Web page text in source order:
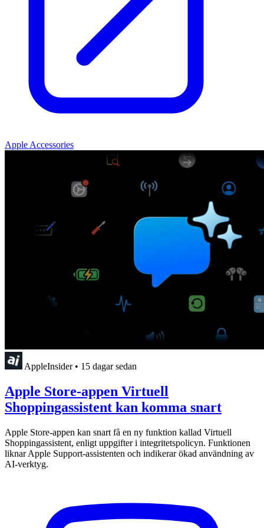
Apple Accessories
AppleInsider • 15 dagar sedan
Apple Store-appen Virtuell
Shoppingassistent kan komma snart
Apple Store-appen kan snart få en ny funktion kallad Virtuell
Shoppingassistent, enligt uppgifter i integritetspolicyn. Funktionen
liknar Apple Support-assistenten och indikerar ökad användning av
AI-verktyg.